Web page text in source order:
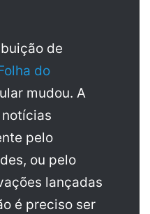
de
do
mudou. A
pelo
ou pelo
lançadas
é preciso ser